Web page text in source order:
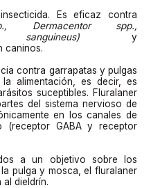
Es eficaz contra
., Dermacentor spp.,
sanguineus) y
caninos.
contra garrapatas y pulgas
alimentación, es decir, es
suceptibles. Fluralaner
del sistema nervioso de
en los canales de
(receptor GABA y receptor
a un objetivo sobre los
pulga y mosca, el fluralaner
dieldrín.